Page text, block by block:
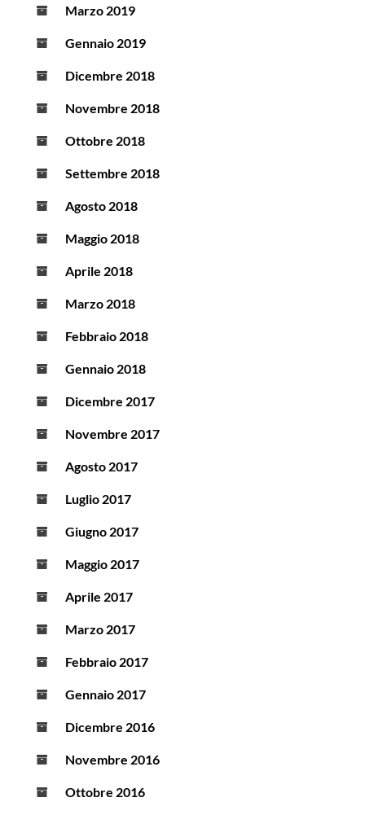
Marzo 2019
Gennaio 2019
Dicembre 2018
Novembre 2018
Ottobre 2018
Settembre 2018
Agosto 2018
Maggio 2018
Aprile 2018
Marzo 2018
Febbraio 2018
Gennaio 2018
Dicembre 2017
Novembre 2017
Agosto 2017
Luglio 2017
Giugno 2017
Maggio 2017
Aprile 2017
Marzo 2017
Febbraio 2017
Gennaio 2017
Dicembre 2016
Novembre 2016
Ottobre 2016